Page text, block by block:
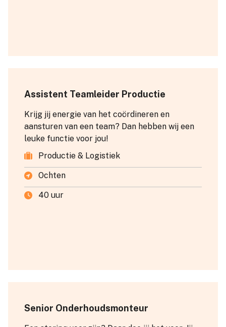
Assistent Teamleider Productie
Krijg jij energie van het coördineren en
aansturen van een team? Dan hebben wij een
leuke functie voor jou!
Productie & Logistiek
Ochten
40 uur
Senior Onderhoudsmonteur